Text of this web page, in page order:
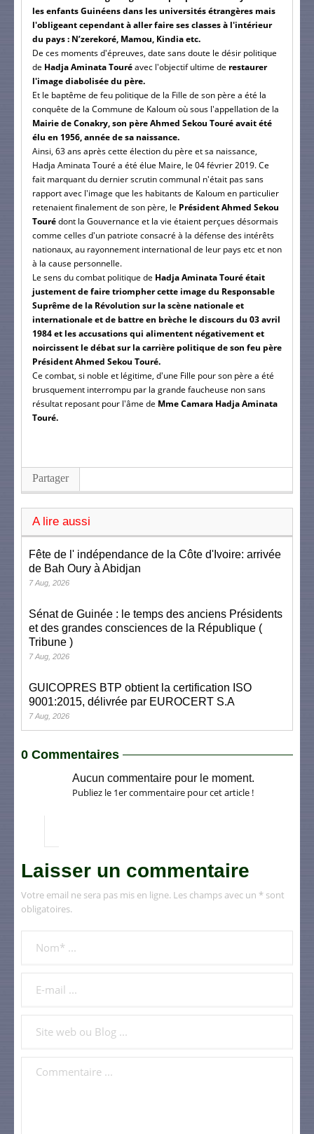
les enfants Guinéens dans les universités étrangères mais
l'obligeant cependant à aller faire ses classes à l'intérieur
du pays : N’zerekoré, Mamou, Kindia etc.
De ces moments d'épreuves, date sans doute le désir politique
de Hadja Aminata Touréavec l'objectif ultime de restaurer
l'image diabolisée du père.
Et le baptême de feu politique de la Fille de son père a été la
conquête de la Commune de Kaloum où sous l'appellation de la
Mairie de Conakry, son père Ahmed Sekou Touré avait été
élu en 1956, année de sa naissance.
Ainsi, 63 ans après cette élection du père et sa naissance,
Hadja Aminata Touré a été élue Maire, le 04 février 2019. Ce
fait marquant du dernier scrutin communal n'était pas sans
rapport avec l'image que les habitants de Kaloum en particulier
retenaient finalement de son père, le Président Ahmed Sekou
Tourédont la Gouvernance et la vie étaient perçues désormais
comme celles d'un patriote consacré à la défense des intérêts
nationaux, au rayonnement international de leur pays etc et non
à la cause personnelle.
Le sens du combat politique de Hadja Aminata Touré était
justement de faire triompher cette image du Responsable
Suprême de la Révolution sur la scène nationale et
internationale et de battre en brèche le discours du 03 avril
1984 et les accusations qui alimentent négativement et
noircissent le débat sur la carrière politique de son feu père
Président Ahmed Sekou Touré.
Ce combat, si noble et légitime, d'une Fille pour son père a été
brusquement interrompu par la grande faucheuse non sans
résultat reposant pour l'âme de Mme Camara Hadja Aminata
Touré.
Partager
A lire aussi
Fête de l' indépendance de la Côte d'Ivoire: arrivée
de Bah Oury à Abidjan
7 Aug, 2026
Sénat de Guinée : le temps des anciens Présidents
et des grandes consciences de la République (
Tribune )
7 Aug, 2026
GUICOPRES BTP obtient la certification ISO
9001:2015, délivrée par EUROCERT S.A
7 Aug, 2026
0 Commentaires
Aucun commentaire pour le moment.
Publiez le 1er commentaire pour cet article !
Laisser un commentaire
Votre email ne sera pas mis en ligne. Les champs avec un * sont
obligatoires.